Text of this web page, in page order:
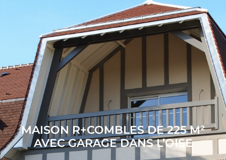
MAISON R+COMBLES DE 225 M²
AVEC GARAGE DANS L’OISE